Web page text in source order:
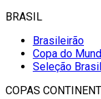
BRASIL
Brasileirão
Copa do
Seleção
COPAS